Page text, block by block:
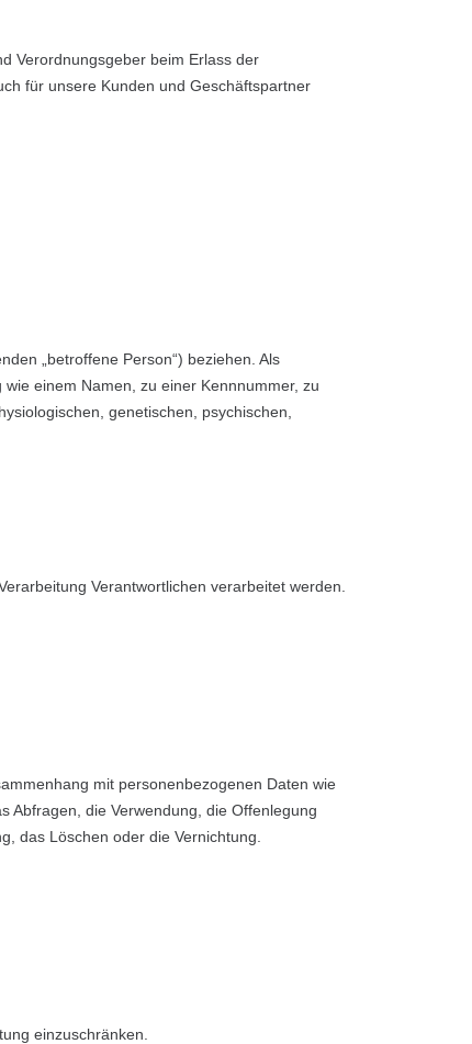
Verordnungsgeber beim Erlass der
für unsere Kunden und Geschäftspartner
„betroffene Person“) beziehen. Als
einem Namen, zu einer Kennnummer, zu
genetischen, psychischen,
Verantwortlichen verarbeitet werden.
mit personenbezogenen Daten wie
Abfragen, die Verwendung, die Offenlegung
das Löschen oder die Vernichtung.
einzuschränken.